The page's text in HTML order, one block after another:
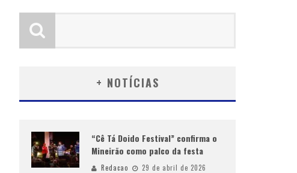
+ NOTÍCIAS
“Cê Tá Doido Festival” confirma o
Mineirão como palco da festa
Redacao 29 de abril de 2026